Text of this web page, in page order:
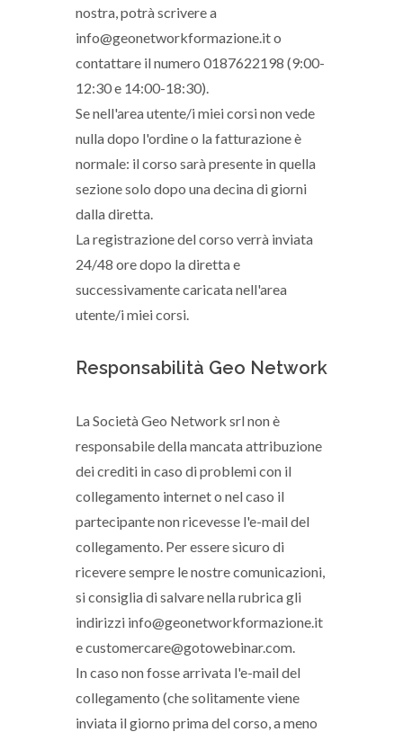
nostra, potrà scrivere a
info@geonetworkformazione.it o
contattare il numero 0187622198 (9:00-
12:30 e 14:00-18:30).
Se nell'area utente/i miei corsi non vede
nulla dopo l'ordine o la fatturazione è
normale: il corso sarà presente in quella
sezione solo dopo una decina di giorni
dalla diretta.
La registrazione del corso verrà inviata
24/48 ore dopo la diretta e
successivamente caricata nell'area
utente/i miei corsi.
Responsabilità Geo Network
La Società Geo Network srl non è
responsabile della mancata attribuzione
dei crediti in caso di problemi con il
collegamento internet o nel caso il
partecipante non ricevesse l'e-mail del
collegamento. Per essere sicuro di
ricevere sempre le nostre comunicazioni,
si consiglia di salvare nella rubrica gli
indirizzi info@geonetworkformazione.it
e customercare@gotowebinar.com.
In caso non fosse arrivata l'e-mail del
collegamento (che solitamente viene
inviata il giorno prima del corso, a meno